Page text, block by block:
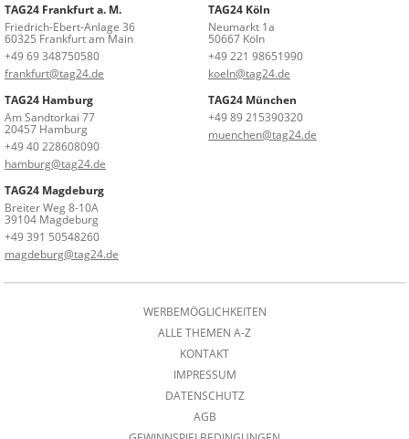
TAG24 Frankfurt a. M.
Friedrich-Ebert-Anlage 36
60325 Frankfurt am Main
+49 69 348750580
frankfurt@tag24.de
TAG24 Köln
Neumarkt 1a
50667 Köln
+49 221 98651990
koeln@tag24.de
TAG24 Hamburg
Am Sandtorkai 77
20457 Hamburg
+49 40 228608090
hamburg@tag24.de
TAG24 München
+49 89 215390320
muenchen@tag24.de
TAG24 Magdeburg
Breiter Weg 8-10A
39104 Magdeburg
+49 391 50548260
magdeburg@tag24.de
WERBEMÖGLICHKEITEN
ALLE THEMEN A-Z
KONTAKT
IMPRESSUM
DATENSCHUTZ
AGB